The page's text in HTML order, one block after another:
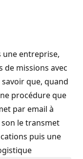
une entreprise,
missions avec
que, quand
procédure que
par email à
le transmet
puis une